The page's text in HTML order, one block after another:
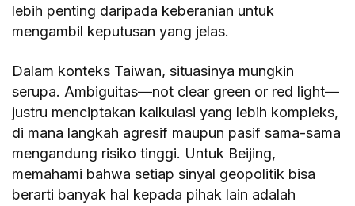
lebih penting daripada keberanian untuk
mengambil keputusan yang jelas.
Dalam konteks Taiwan, situasinya mungkin
serupa. Ambiguitas—not clear green or red light—
justru menciptakan kalkulasi yang lebih kompleks,
di mana langkah agresif maupun pasif sama-sama
mengandung risiko tinggi. Untuk Beijing,
memahami bahwa setiap sinyal geopolitik bisa
berarti banyak hal kepada pihak lain adalah